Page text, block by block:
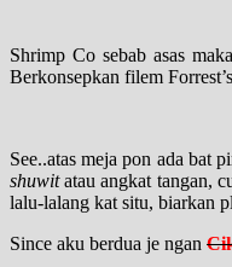
Shrimp Co sebab asas
Berkonsepkan filem Forrest’s
See..atas meja pon ada bat
shuwitatau angkat tangan,
lalu-lalang kat situ, biarkan
Since aku berdua je ngan